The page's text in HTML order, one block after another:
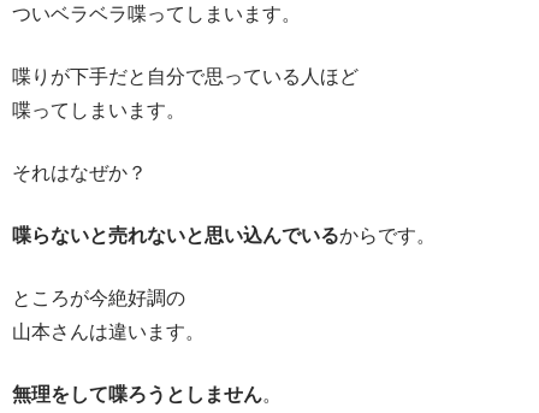
ついベラベラ喋ってしまいます。
喋りが下手だと自分で思っている人ほど
喋ってしまいます。
それはなぜか？
喋らないと売れないと思い込んでいるからです。
ところが今絶好調の
山本さんは違います。
無理をして喋ろうとしません。